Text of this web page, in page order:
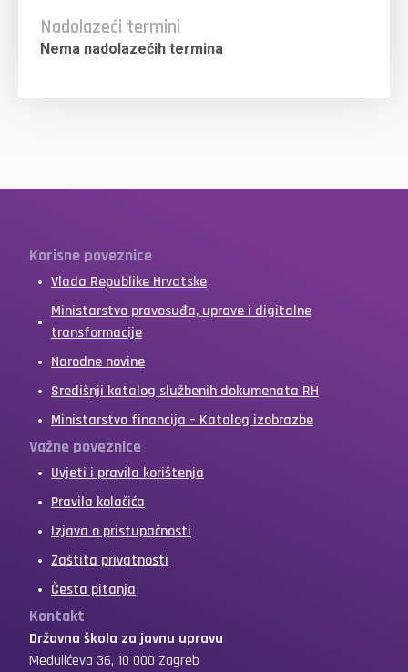
Nadolazeći termini
Nema nadolazećih termina
Korisne poveznice
Vlada Republike Hrvatske
Ministarstvo pravosuđa, uprave i digitalne
transformacije
Narodne novine
Središnji katalog službenih dokumenata RH
Ministarstvo financija – Katalog izobrazbe
Važne poveznice
Uvjeti i pravila korištenja
Pravila kolačića
Izjava o pristupačnosti
Zaštita privatnosti
Česta pitanja
Kontakt
Državna škola za javnu upravu
Medulićeva 36, 10 000 Zagreb